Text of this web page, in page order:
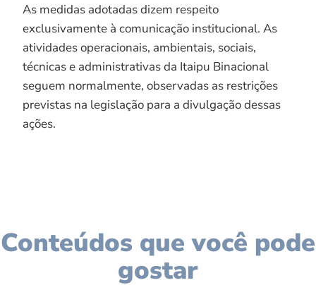
As medidas adotadas dizem respeito
exclusivamente à comunicação institucional. As
atividades operacionais, ambientais, sociais,
técnicas e administrativas da Itaipu Binacional
seguem normalmente, observadas as restrições
previstas na legislação para a divulgação dessas
ações.
Conteúdos que você pode
gostar